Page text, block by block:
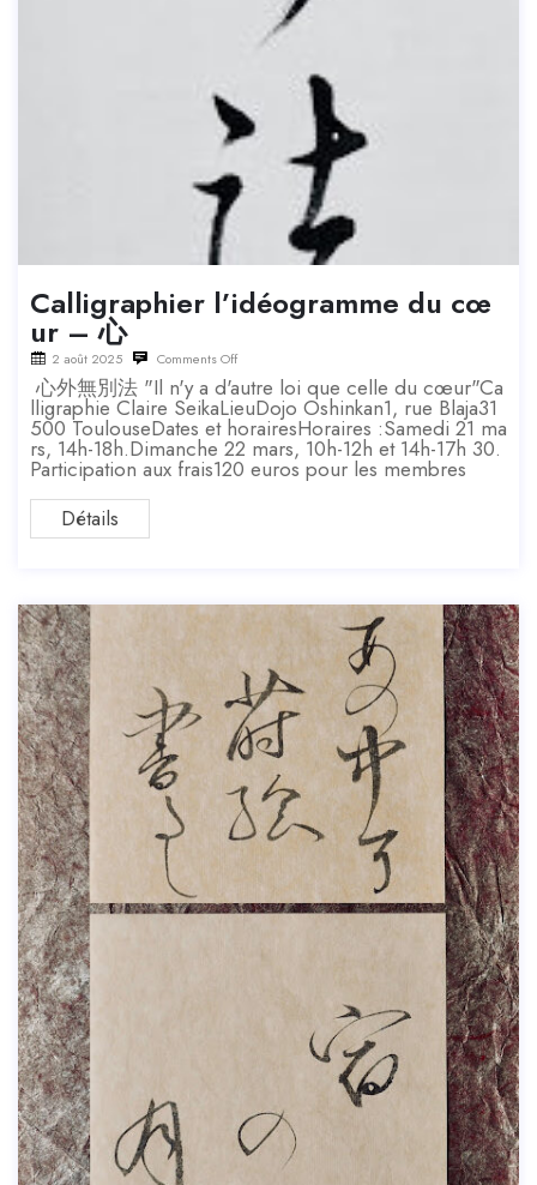
Calligraphier l’idéogramme du cœ
ur – 心
2 août 2025 Comments Off
心外無別法 "Il n'y a d'autre loi que celle du cœur"Ca
lligraphie Claire SeikaLieuDojo Oshinkan1, rue Blaja31
500 ToulouseDates et horairesHoraires :Samedi 21 ma
rs, 14h-18h.Dimanche 22 mars, 10h-12h et 14h-17h 30.
Participation aux frais120 euros pour les membres
Détails